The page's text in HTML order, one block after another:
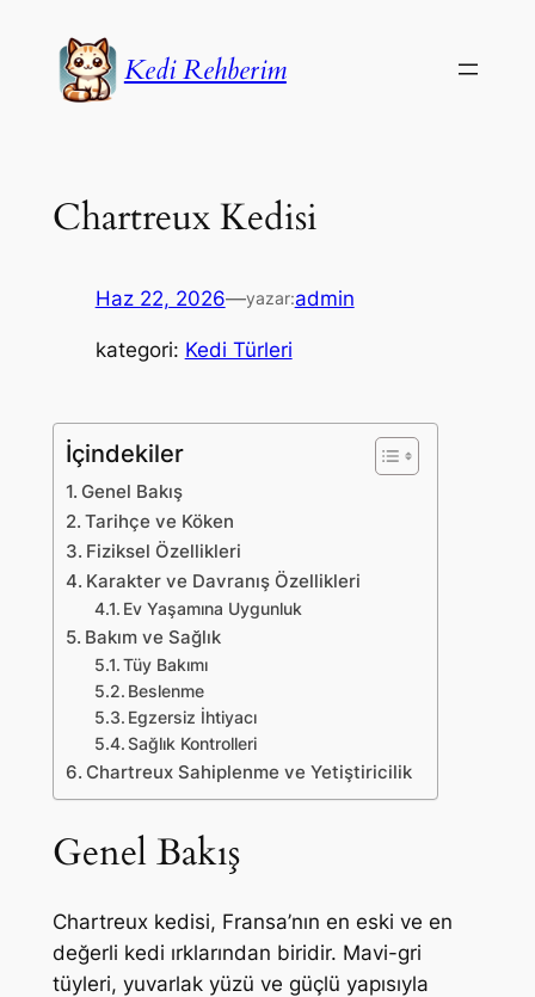
Kedi Rehberim
Chartreux Kedisi
Haz 22, 2026—yazar:admin
kategori: Kedi Türleri
İçindekiler
Genel Bakış
Tarihçe ve Köken
Fiziksel Özellikleri
Karakter ve Davranış Özellikleri
Ev Yaşamına Uygunluk
Bakım ve Sağlık
Tüy Bakımı
Beslenme
Egzersiz İhtiyacı
Sağlık Kontrolleri
Chartreux Sahiplenme ve Yetiştiricilik
Genel Bakış
Chartreux kedisi, Fransa’nın en eski ve en
değerli kedi ırklarından biridir. Mavi-gri
tüyleri, yuvarlak yüzü ve güçlü yapısıyla